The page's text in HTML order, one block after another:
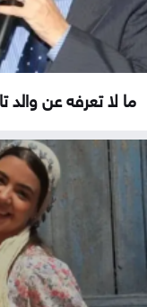
ما لا تعرفه عن والد